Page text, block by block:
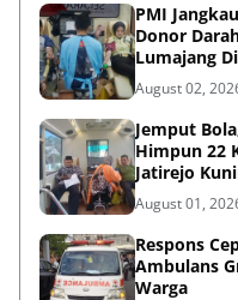
PMI
Donor
Lumajang
August 02,
Jemput
Himpun 22
Jatirejo
August 01,
Respons
Ambulans
Warga